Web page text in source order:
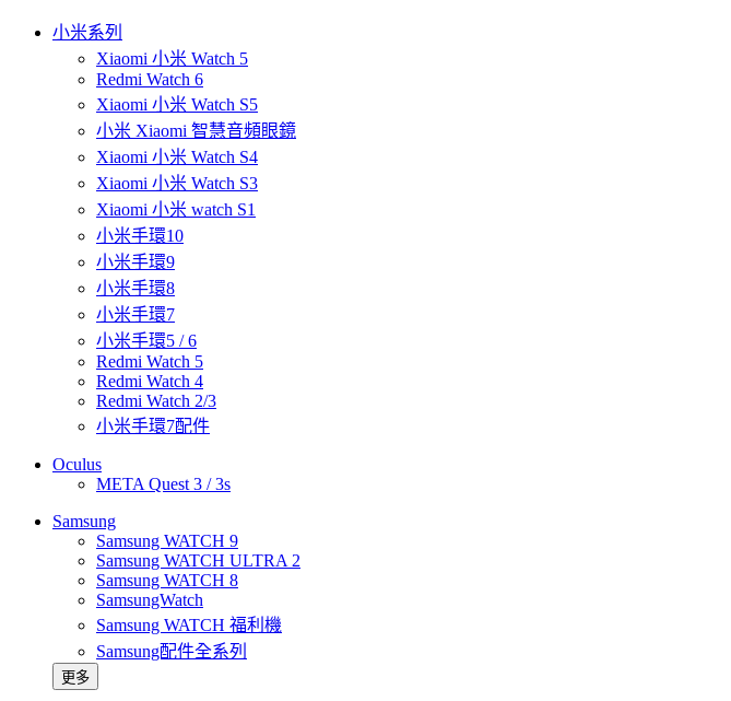
小米系列
Xiaomi 小米 Watch 5
Redmi Watch 6
Xiaomi 小米 Watch S5
小米 Xiaomi 智慧音頻眼鏡
Xiaomi 小米 Watch S4
Xiaomi 小米 Watch S3
Xiaomi 小米 watch S1
小米手環10
小米手環9
小米手環8
小米手環7
小米手環5 / 6
Redmi Watch 5
Redmi Watch 4
Redmi Watch 2/3
小米手環7配件
Oculus
META Quest 3 / 3s
Samsung
Samsung WATCH 9
Samsung WATCH ULTRA 2
Samsung WATCH 8
SamsungWatch
Samsung WATCH 福利機
Samsung配件全系列
更多